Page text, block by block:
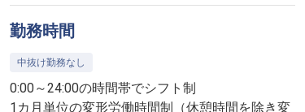
勤務時間
中抜け勤務なし
0:00～24:00の時間帯でシフト制
1カ月単位の変形労働時間制（休憩時間を除き変